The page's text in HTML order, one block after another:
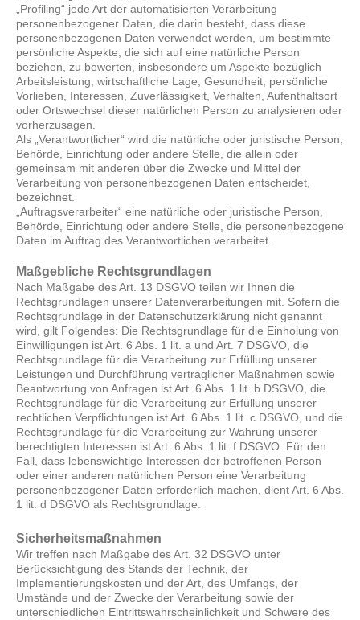
„Profiling“ jede Art der automatisierten Verarbeitung
personenbezogener Daten, die darin besteht, dass diese
personenbezogenen Daten verwendet werden, um bestimmte
persönliche Aspekte, die sich auf eine natürliche Person
beziehen, zu bewerten, insbesondere um Aspekte bezüglich
Arbeitsleistung, wirtschaftliche Lage, Gesundheit, persönliche
Vorlieben, Interessen, Zuverlässigkeit, Verhalten, Aufenthaltsort
oder Ortswechsel dieser natürlichen Person zu analysieren oder
vorherzusagen.
Als „Verantwortlicher“ wird die natürliche oder juristische Person,
Behörde, Einrichtung oder andere Stelle, die allein oder
gemeinsam mit anderen über die Zwecke und Mittel der
Verarbeitung von personenbezogenen Daten entscheidet,
bezeichnet.
„Auftragsverarbeiter“ eine natürliche oder juristische Person,
Behörde, Einrichtung oder andere Stelle, die personenbezogene
Daten im Auftrag des Verantwortlichen verarbeitet.
Maßgebliche Rechtsgrundlagen
Nach Maßgabe des Art. 13 DSGVO teilen wir Ihnen die
Rechtsgrundlagen unserer Datenverarbeitungen mit. Sofern die
Rechtsgrundlage in der Datenschutzerklärung nicht genannt
wird, gilt Folgendes: Die Rechtsgrundlage für die Einholung von
Einwilligungen ist Art. 6 Abs. 1 lit. a und Art. 7 DSGVO, die
Rechtsgrundlage für die Verarbeitung zur Erfüllung unserer
Leistungen und Durchführung vertraglicher Maßnahmen sowie
Beantwortung von Anfragen ist Art. 6 Abs. 1 lit. b DSGVO, die
Rechtsgrundlage für die Verarbeitung zur Erfüllung unserer
rechtlichen Verpflichtungen ist Art. 6 Abs. 1 lit. c DSGVO, und die
Rechtsgrundlage für die Verarbeitung zur Wahrung unserer
berechtigten Interessen ist Art. 6 Abs. 1 lit. f DSGVO. Für den
Fall, dass lebenswichtige Interessen der betroffenen Person
oder einer anderen natürlichen Person eine Verarbeitung
personenbezogener Daten erforderlich machen, dient Art. 6 Abs.
1 lit. d DSGVO als Rechtsgrundlage.
Sicherheitsmaßnahmen
Wir treffen nach Maßgabe des Art. 32 DSGVO unter
Berücksichtigung des Stands der Technik, der
Implementierungskosten und der Art, des Umfangs, der
Umstände und der Zwecke der Verarbeitung sowie der
unterschiedlichen Eintrittswahrscheinlichkeit und Schwere des